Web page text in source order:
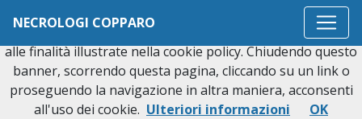
NECROLOGI COPPARO
Torna indietro
Questo sito o gli strumenti terzi da questo utilizzati si
avvalgono di cookie necessari al funzionamento ed utili
alle finalità illustrate nella cookie policy. Chiudendo questo
banner, scorrendo questa pagina, cliccando su un link o
proseguendo la navigazione in altra maniera, acconsenti
all'uso dei cookie. Ulteriori informazioni OK